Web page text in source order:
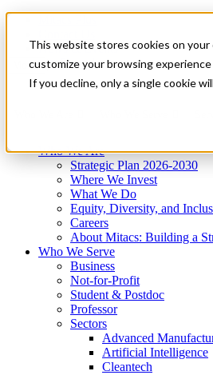
This website stores cookies on
customize your browsing
If you decline, only a single cookie
News & Events
Get Started
Menu
Who We Are
Strategic Plan 2026-2030
Where We Invest
What We Do
Equity, Diversity, and
Careers
About Mitacs: Building a
Who We Serve
Business
Not-for-Profit
Student & Postdoc
Professor
Sectors
Advanced
Artificial Intelligence
Cleantech